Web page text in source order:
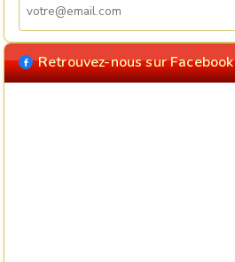
Retrouvez-nous sur Facebook